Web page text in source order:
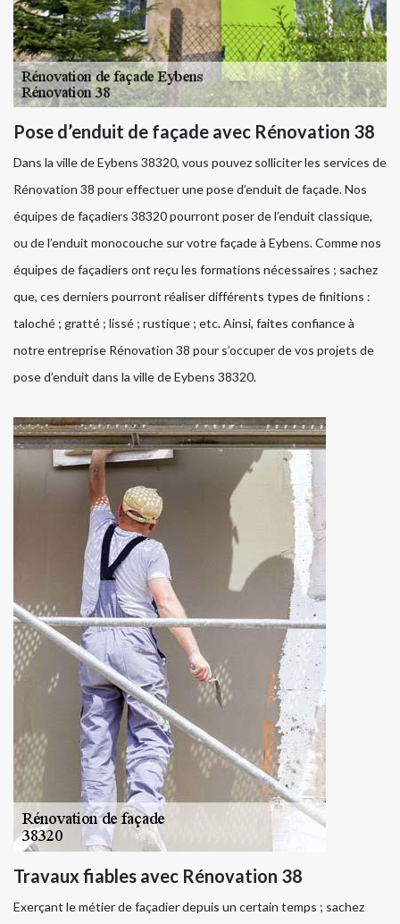
Pose d’enduit de façade avec Rénovation 38
Dans la ville de Eybens 38320, vous pouvez solliciter les services de
Rénovation 38 pour effectuer une pose d’enduit de façade. Nos
équipes de façadiers 38320 pourront poser de l’enduit classique,
ou de l’enduit monocouche sur votre façade à Eybens. Comme nos
équipes de façadiers ont reçu les formations nécessaires ; sachez
que, ces derniers pourront réaliser différents types de finitions :
taloché ; gratté ; lissé ; rustique ; etc. Ainsi, faites confiance à
notre entreprise Rénovation 38 pour s’occuper de vos projets de
pose d’enduit dans la ville de Eybens 38320.
Travaux fiables avec Rénovation 38
Exerçant le métier de façadier depuis un certain temps ; sachez